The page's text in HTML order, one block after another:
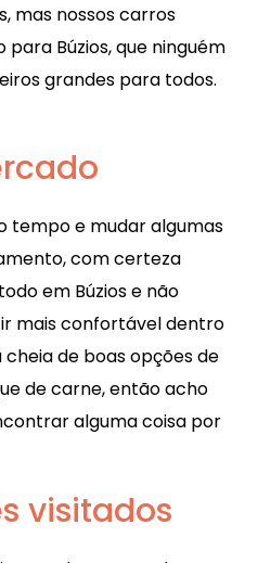
mas nossos carros
Búzios, que ninguém
grandes para todos.
tempo e mudar algumas
com certeza
em Búzios e não
mais confortável dentro
de boas opções de
de carne, então acho
alguma coisa por
visitados